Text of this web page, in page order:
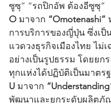
ซูซุ” “รถปิกอัพ ต้องอีซูซุ”
O มาจาก “Omotenashi”
การบริการของญี่ปุ่น ซึ่งเป็
แวดวงธุรกิจเมืองไทย ไ
อย่างเป็นรูปธรรม โดยยก
ทุกแห่งได้ปฏิบัติเป็นมาตร
U มาจาก
พัฒนาและยกระดับผลิตภั